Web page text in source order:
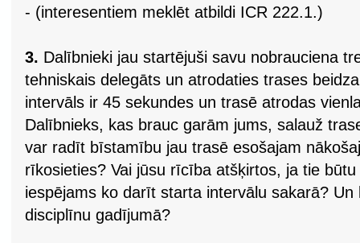
- (interesentiem meklēt atbildi ICR 222.1.)
3. Dalībnieki jau startējuši savu nobrauciena
tehniskais delegāts un atrodaties trases
intervāls ir 45 sekundes un trasē atrodas
Dalībnieks, kas brauc garām jums, salauž
var radīt bīstamību jau trasē esošajam
rīkosieties? Vai jūsu rīcība atšķirtos, ja tie
iespējams ko darīt starta intervālu sakarā?
disciplīnu gadījumā?